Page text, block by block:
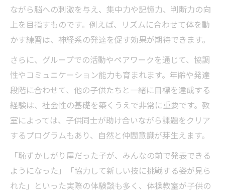
ながら脳への刺激を与え、集中力や記憶力、判断力の向
上を目指すものです。例えば、リズムに合わせて体を動
かす練習は、神経系の発達を促す効果が期待できます。
さらに、グループでの活動やペアワークを通じて、協調
性やコミュニケーション能力も育まれます。年齢や発達
段階に合わせて、他の子供たちと一緒に目標を達成する
経験は、社会性の基礎を築くうえで非常に重要です。教
室によっては、子供同士が助け合いながら課題をクリア
するプログラムもあり、自然と仲間意識が芽生えます。
「恥ずかしがり屋だった子が、みんなの前で発表できる
ようになった」「協力して新しい技に挑戦する姿が見ら
れた」といった実際の体験談も多く、体操教室が子供の